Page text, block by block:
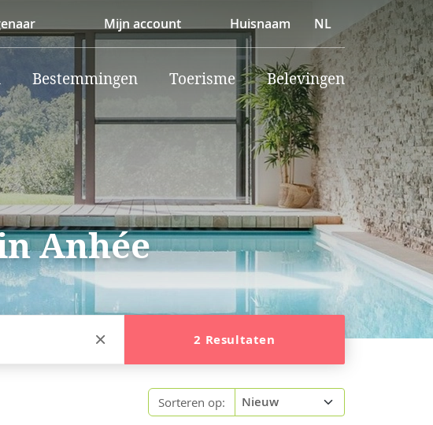
Mijn account Huisnaam NL
Bestemmingen Toerisme Belevingen
Anhée
2 Resultaten
Sorteren op: